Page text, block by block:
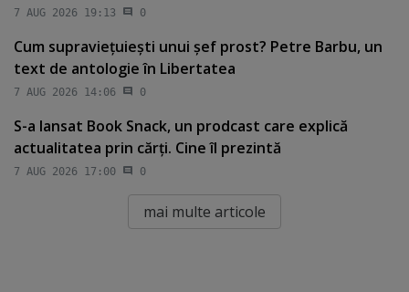
7 AUG 2026 19:13 0
Cum supravieţuieşti unui şef prost? Petre Barbu, un
text de antologie în Libertatea
7 AUG 2026 14:06 0
S-a lansat Book Snack, un prodcast care explică
actualitatea prin cărţi. Cine îl prezintă
7 AUG 2026 17:00 0
mai multe articole